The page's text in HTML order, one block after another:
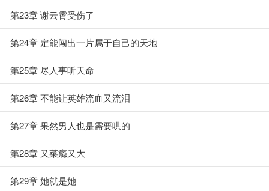
第23章 谢云霄受伤了
第24章 定能闯出一片属于自己的天地
第25章 尽人事听天命
第26章 不能让英雄流血又流泪
第27章 果然男人也是需要哄的
第28章 又菜瘾又大
第29章 她就是她